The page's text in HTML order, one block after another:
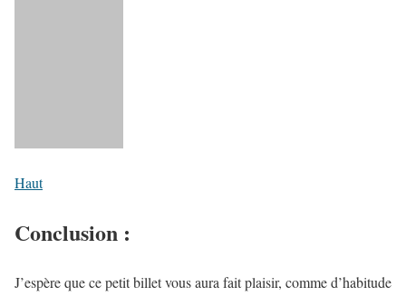
Haut
Conclusion :
J’espère que ce petit billet vous aura fait plaisir, comme d’habitude